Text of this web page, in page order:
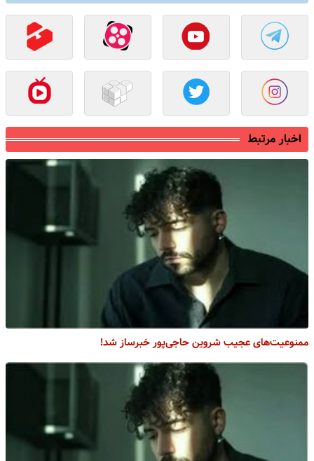
اخبار مرتبط
ممنوعیت‌های عجیب شروین حاجی‌پور خبرساز شد!